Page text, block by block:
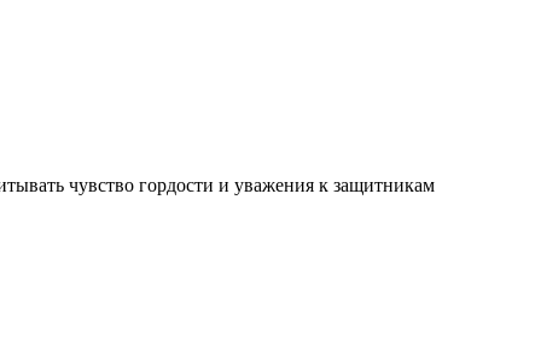
чувство гордости и уважения к защитникам